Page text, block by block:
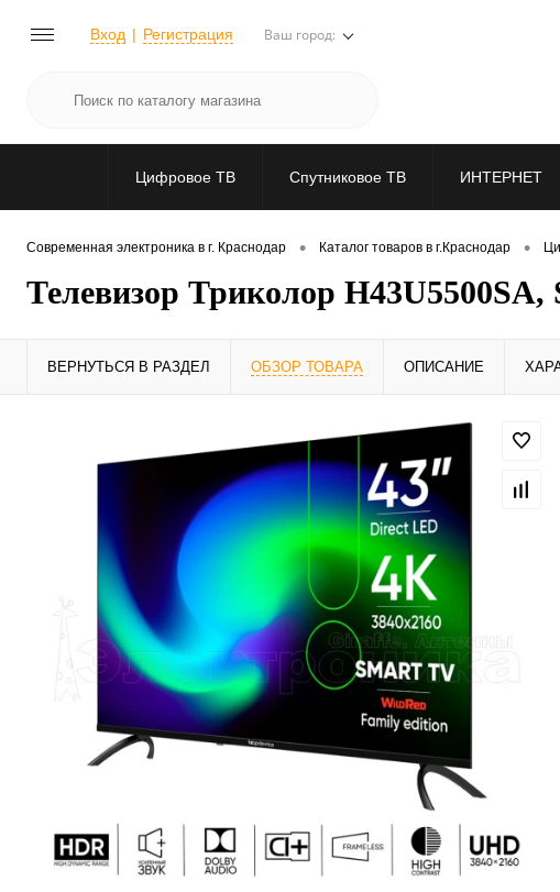
Вход Регистрация Ваш город:
Цифровое ТВ Спутниковое ТВ ИНТЕРНЕТ
Современная электроника в г. Краснодар • Каталог товаров в г.Краснодар •
Телевизор Триколор
ВЕРНУТЬСЯ В РАЗДЕЛ ОБЗОР ТОВАРА ОПИСАНИЕ